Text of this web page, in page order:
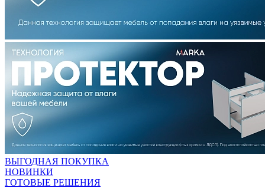
ВЫГОДНАЯ ПОКУПКА
НОВИНКИ
ГОТОВЫЕ РЕШЕНИЯ